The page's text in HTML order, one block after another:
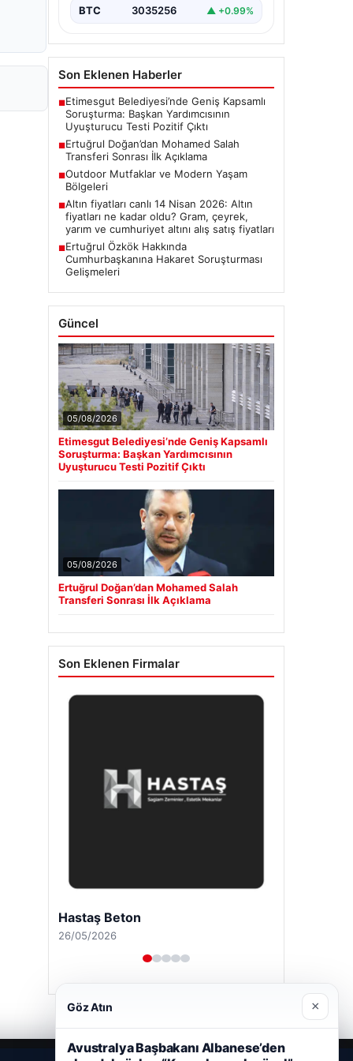
BTC 3035256 ▲ +0.99%
Son Eklenen Haberler
■Etimesgut Belediyesi’nde Geniş Kapsamlı
Soruşturma: Başkan Yardımcısının
Uyuşturucu Testi Pozitif Çıktı
■Ertuğrul Doğan’dan Mohamed Salah
Transferi Sonrası İlk Açıklama
■Outdoor Mutfaklar ve Modern Yaşam
Bölgeleri
■Altın fiyatları canlı 14 Nisan 2026: Altın
fiyatları ne kadar oldu? Gram, çeyrek,
yarım ve cumhuriyet altını alış satış fiyatları
■Ertuğrul Özkök Hakkında
Cumhurbaşkanına Hakaret Soruşturması
Gelişmeleri
Güncel
05/08/2026
Etimesgut Belediyesi’nde Geniş Kapsamlı
Soruşturma: Başkan Yardımcısının
Uyuşturucu Testi Pozitif Çıktı
05/08/2026
Ertuğrul Doğan’dan Mohamed Salah
Transferi Sonrası İlk Açıklama
Son Eklenen Firmalar
Hastaş Beton
26/05/2026
Göz Atın ×
Avustralya Başbakanı Albanese’den